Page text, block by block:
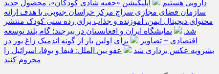
دارویی هستیم
اپلیکیشن «جعبه شادی کودکان»، محصول جدید
سازمان فضای مجازی سراج مرکز خراسان جنوبی، با هدف ارائه
محتوای دیجیتال ایمن، آموزنده و جذاب برای رده سنی کودک منتشر
شد.
نمایشگاه ایران و افغانستان در بیرجند؛ گام بلند توسعه
اقتصادی + تصاویر
برای اولین بار از گونه اندمیک زاغ بور در
بشرویه عکس برداری شد
عفو بین الملل: فیفا و یوفا، اسرائیل را
محروم کنند